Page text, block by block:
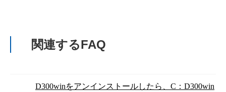
関連するFAQ
D300winをアンインストールしたら、C：D300win